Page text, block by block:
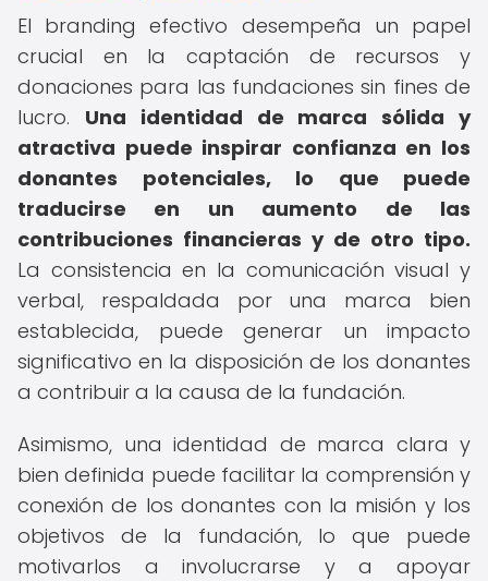
El branding efectivo desempeña un papel
crucial en la captación de recursos y
donaciones para las fundaciones sin fines de
lucro. Una identidad de marca sólida y
atractiva puede inspirar confianza en los
donantes potenciales, lo que puede
traducirse en un aumento de las
contribuciones financieras y de otro tipo.
La consistencia en la comunicación visual y
verbal, respaldada por una marca bien
establecida, puede generar un impacto
significativo en la disposición de los donantes
a contribuir a la causa de la fundación.
Asimismo, una identidad de marca clara y
bien definida puede facilitar la comprensión y
conexión de los donantes con la misión y los
objetivos de la fundación, lo que puede
motivarlos a involucrarse y a apoyar